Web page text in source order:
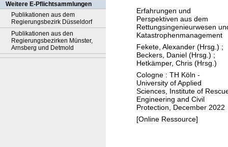
Weitere E-Pflichtsammlungen
Publikationen aus dem
Regierungsbezirk Düsseldorf
Publikationen aus den
Regierungsbezirken Münster,
Arnsberg und Detmold
u
t
i
m
J
u
l
i
2
0
Erfahrungen und
Perspektiven aus dem
Rettungsingenieurwesen
Katastrophenmanagement
Fekete, Alexander (Hrsg.) ;
Beckers, Daniel (Hrsg.) ;
Hetkämper, Chris (Hrsg.)
Cologne : TH Köln -
University of Applied
Sciences, Institute of
Engineering and Civil
Protection, December 2022
[Online Ressource]